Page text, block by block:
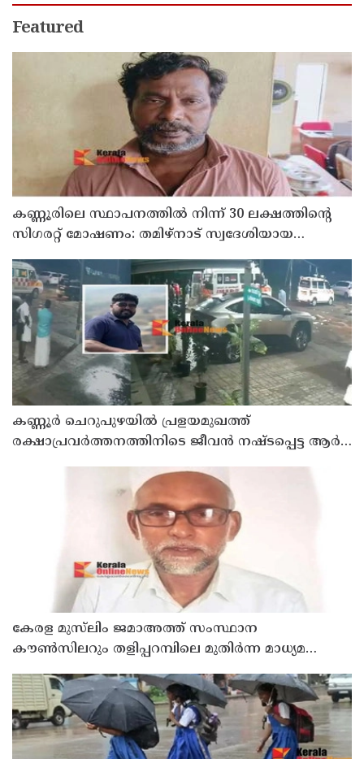
Featured
കണ്ണൂരിലെ സ്ഥാപനത്തിൽ നിന്ന് 30 ലക്ഷത്തിന്റെ
സിഗരറ്റ് മോഷണം: തമിഴ്‌നാട് സ്വദേശിയായ
കണ്ണൂർ ചെറുപുഴയിൽ പ്രളയമുഖത്ത്
രക്ഷാപ്രവർത്തനത്തിനിടെ ജീവൻ നഷ്ടപ്പെട്ട ആർ.
കാണിച്ചതായി ആരോപണം
കേരള മുസ്‌ലിം ജമാഅത്ത് സംസ്ഥാന
കൗൺസിലറും തളിപ്പറമ്പിലെ മുതിർന്ന മാധ്യമ
നിര്യാതനായി